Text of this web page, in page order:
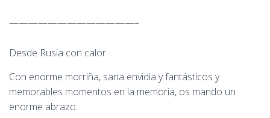
—————————————–
Desde Rusia con calor
Con enorme morriña, sana envidia y fantásticos y
memorables momentos en la memoria, os mando un
enorme abrazo.